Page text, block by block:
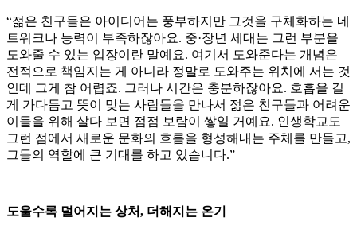
“젊은 친구들은 아이디어는 풍부하지만 그것을 구체화하는 네
트워크나 능력이 부족하잖아요. 중·장년 세대는 그런 부분을
도와줄 수 있는 입장이란 말예요. 여기서 도와준다는 개념은
전적으로 책임지는 게 아니라 정말로 도와주는 위치에 서는 것
인데 그게 참 어렵죠. 그러나 시간은 충분하잖아요. 호흡을 길
게 가다듬고 뜻이 맞는 사람들을 만나서 젊은 친구들과 어려운
이들을 위해 살다 보면 점점 보람이 쌓일 거예요. 인생학교도
그런 점에서 새로운 문화의 흐름을 형성해내는 주체를 만들고,
그들의 역할에 큰 기대를 하고 있습니다.”
도울수록 덜어지는 상처, 더해지는 온기